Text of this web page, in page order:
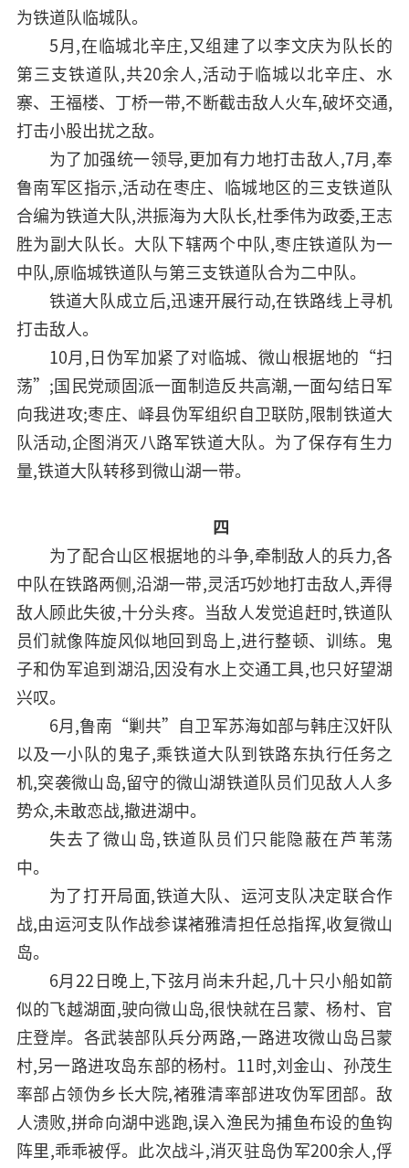
为铁道队临城队。
5月,在临城北辛庄,又组建了以李文庆为队长的
第三支铁道队,共20余人,活动于临城以北辛庄、水
寨、王福楼、丁桥一带,不断截击敌人火车,破坏交通,
打击小股出扰之敌。
为了加强统一领导,更加有力地打击敌人,7月,奉
鲁南军区指示,活动在枣庄、临城地区的三支铁道队
合编为铁道大队,洪振海为大队长,杜季伟为政委,王志
胜为副大队长。大队下辖两个中队,枣庄铁道队为一
中队,原临城铁道队与第三支铁道队合为二中队。
铁道大队成立后,迅速开展行动,在铁路线上寻机
打击敌人。
10月,日伪军加紧了对临城、微山根据地的“扫
荡”;国民党顽固派一面制造反共高潮,一面勾结日军
向我进攻;枣庄、峄县伪军组织自卫联防,限制铁道大
队活动,企图消灭八路军铁道大队。为了保存有生力
量,铁道大队转移到微山湖一带。
四
为了配合山区根据地的斗争,牵制敌人的兵力,各
中队在铁路两侧,沿湖一带,灵活巧妙地打击敌人,弄得
敌人顾此失彼,十分头疼。当敌人发觉追赶时,铁道队
员们就像阵旋风似地回到岛上,进行整顿、训练。鬼
子和伪军追到湖沿,因没有水上交通工具,也只好望湖
兴叹。
6月,鲁南“剿共”自卫军苏海如部与韩庄汉奸队
以及一小队的鬼子,乘铁道大队到铁路东执行任务之
机,突袭微山岛,留守的微山湖铁道队员们见敌人人多
势众,未敢恋战,撤进湖中。
失去了微山岛,铁道队员们只能隐蔽在芦苇荡
中。
为了打开局面,铁道大队、运河支队决定联合作
战,由运河支队作战参谋褚雅清担任总指挥,收复微山
岛。
6月22日晚上,下弦月尚未升起,几十只小船如箭
似的飞越湖面,驶向微山岛,很快就在吕蒙、杨村、官
庄登岸。各武装部队兵分两路,一路进攻微山岛吕蒙
村,另一路进攻岛东部的杨村。11时,刘金山、孙茂生
率部占领伪乡长大院,褚雅清率部进攻伪军团部。敌
人溃败,拼命向湖中逃跑,误入渔民为捕鱼布设的鱼钩
阵里,乖乖被俘。此次战斗,消灭驻岛伪军200余人,俘